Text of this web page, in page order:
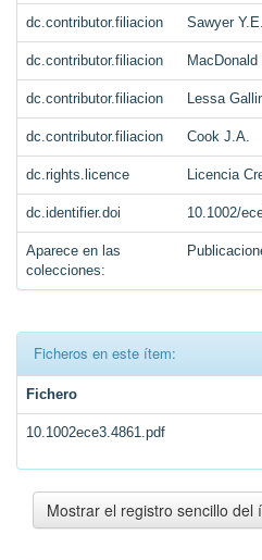
dc.contributor.filiacion Sawyer Y.E.
dc.contributor.filiacion MacDonald
dc.contributor.filiacion Lessa
dc.contributor.filiacion Cook J.A.
dc.rights.licence Licencia
dc.identifier.doi 10.1002/
Aparece en las
colecciones:
Ficheros en este ítem:
Fichero
10.1002ece3.4861.pdf
Mostrar el registro sencillo del